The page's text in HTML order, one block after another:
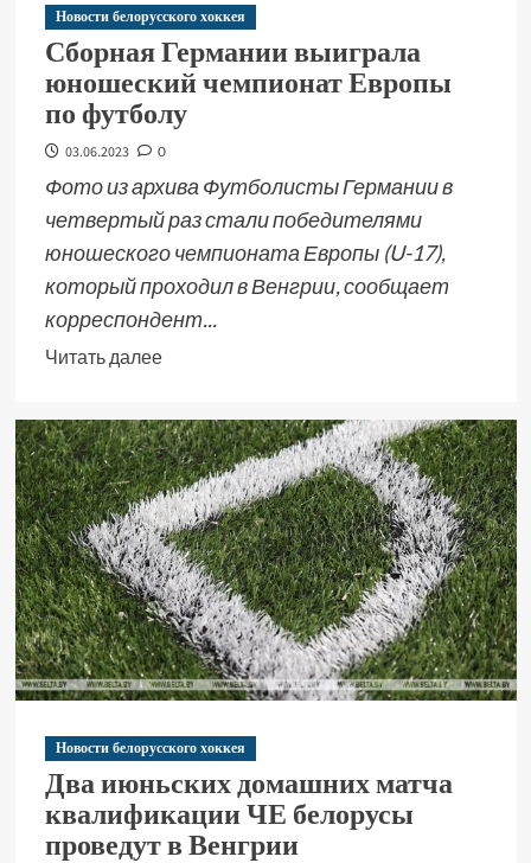
Новости белорусского хоккея
Сборная Германии выиграла
юношеский чемпионат Европы
по футболу
03.06.2023 0
Фото из архива Футболисты Германии в
четвертый раз стали победителями
юношеского чемпионата Европы (U-17),
который проходил в Венгрии, сообщает
корреспондент...
Читать далее
Новости белорусского хоккея
Два июньских домашних матча
квалификации ЧЕ белорусы
проведут в Венгрии